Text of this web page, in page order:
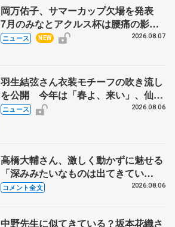
岡万佑子、サマーカップ欠場を発表
7月のみなとアクルス杯は腰痛の影響
で
ニュース NEW 2026.08.07
羽生結弦さん衣装モチーフの吹き流し
を公開 今年は「春よ、来い」、仙台
の瑞鳳殿
ニュース 2026.08.06
高橋大輔さん、激しく動かずに魅せる
「深みみたいなものは出てきてい
る？」 〝兄さん〟と慕うレジェンド
コメント全文 2026.08.06
中野先生に似てきている？坂本花織さ